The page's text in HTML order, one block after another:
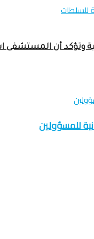
وتؤكد أن
للمسؤولين